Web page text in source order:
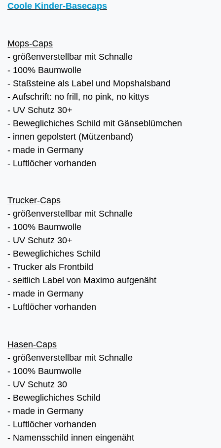
Coole Kinder-Basecaps
Mops-Caps
- größenverstellbar mit Schnalle
- 100% Baumwolle
- Staßsteine als Label und Mopshalsband
- Aufschrift: no frill, no pink, no kittys
- UV Schutz 30+
- Beweglichiches Schild mit Gänseblümchen
- innen gepolstert (Mützenband)
- made in Germany
- Luftlöcher vorhanden
Trucker-Caps
- größenverstellbar mit Schnalle
- 100% Baumwolle
- UV Schutz 30+
- Beweglichiches Schild
- Trucker als Frontbild
- seitlich Label von Maximo aufgenäht
- made in Germany
- Luftlöcher vorhanden
Hasen-Caps
- größenverstellbar mit Schnalle
- 100% Baumwolle
- UV Schutz 30
- Beweglichiches Schild
- made in Germany
- Luftlöcher vorhanden
- Namensschild innen eingenäht